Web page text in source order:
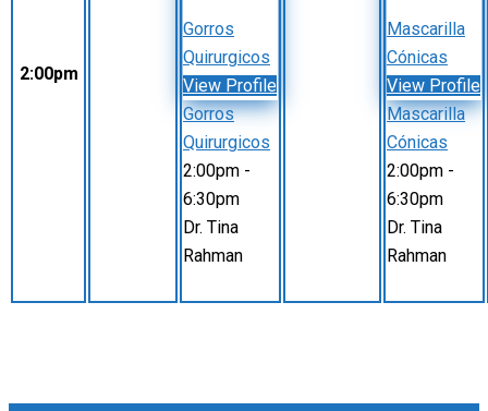
2:00pm
Gorros
Quirurgicos
View Profile
Gorros
Quirurgicos
2:00pm -
6:30pm
Dr. Tina
Rahman
Mascarilla
Cónicas
View Profile
Mascarilla
Cónicas
2:00pm -
6:30pm
Dr. Tina
Rahman